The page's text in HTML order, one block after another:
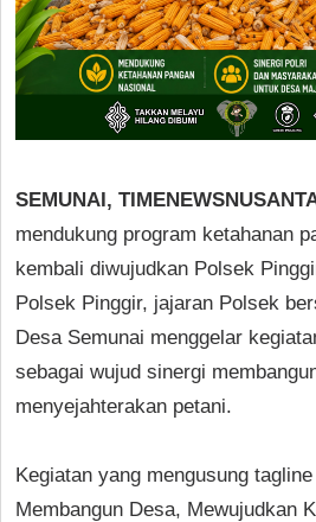
SEMUNAI,
mendukung program ketahanan
kembali diwujudkan Polsek
Polsek Pinggir, jajaran Polsek
Desa Semunai menggelar
sebagai wujud sinergi
menyejahterakan petani.
Kegiatan yang mengusung
Membangun Desa, Mewujudkan